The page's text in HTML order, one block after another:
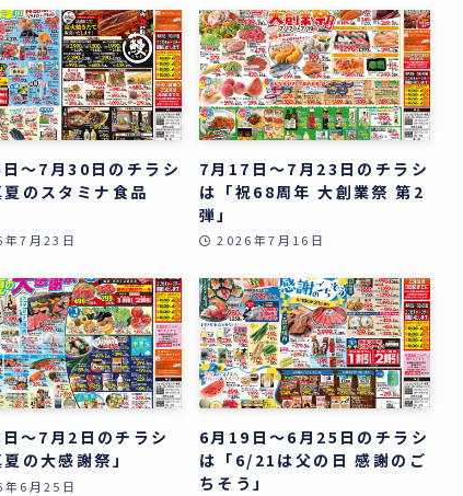
～7月30日のチラシ
夏のスタミナ食品
7月23日
7月17日～7月23日のチラシ
は「祝68周年 大創業祭 第2
弾」
2026年7月16日
～7月2日のチラシ
の大感謝祭」
6月25日
6月19日～6月25日のチラシ
は「6/21は父の日 感謝のご
ちそう」